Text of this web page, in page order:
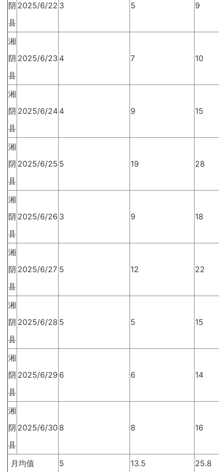
阴
县
2025/6/22 3 5 9
湘
阴
县
2025/6/23 4 7 10
湘
阴
县
2025/6/24 4 9 15
湘
阴
县
2025/6/25 5 19 28
湘
阴
县
2025/6/26 3 9 18
湘
阴
县
2025/6/27 5 12 22
湘
阴
县
2025/6/28 5 5 15
湘
阴
县
2025/6/29 6 6 14
湘
阴
县
2025/6/30 8 8 16
月均值 5 13.5
25.8